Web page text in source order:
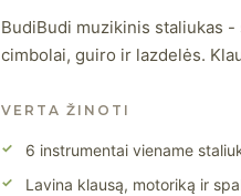
BudiBudi muzikinis staliukas
cimbolai, guiro ir lazdelės.
VERTA ŽINOTI
6 instrumentai viename
Lavina klausą, motoriką ir
3
m.